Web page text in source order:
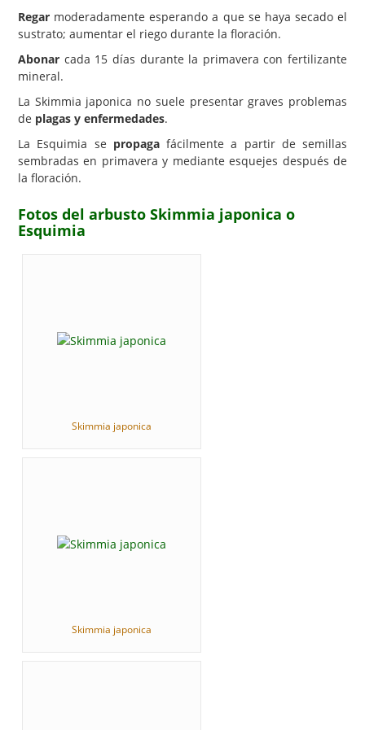
Regar moderadamente esperando a que se haya secado el
sustrato; aumentar el riego durante la floración.
Abonar cada 15 días durante la primavera con fertilizante
mineral.
La Skimmia japonica no suele presentar graves problemas
de plagas y enfermedades.
La Esquimia se propagafácilmente a partir de semillas
sembradas en primavera y mediante esquejes después de
la floración.
Fotos del arbusto Skimmia japonica o
Esquimia
Skimmia japonica
Skimmia japonica